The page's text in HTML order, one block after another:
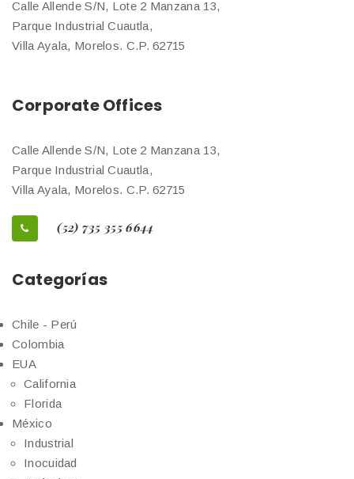
Calle Allende S/N, Lote 2 Manzana 13,
Parque Industrial Cuautla,
Villa Ayala, Morelos. C.P. 62715
Corporate Offices
Calle Allende S/N, Lote 2 Manzana 13,
Parque Industrial Cuautla,
Villa Ayala, Morelos. C.P. 62715
(52) 735 355 6644
Categorías
Chile - Perú
Colombia
EUA
California
Florida
México
Industrial
Inocuidad